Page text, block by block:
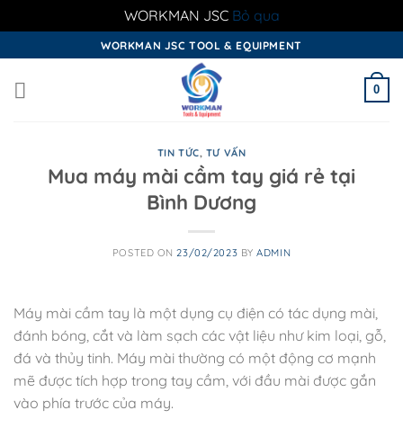
WORKMAN JSC Bỏ qua
to
content
WORKMAN JSC TOOL & EQUIPMENT
0
TIN TỨC, TƯ VẤN
Mua máy mài cầm tay giá rẻ tại
Bình Dương
POSTED ON23/02/2023 BYADMIN
Máy mài cầm tay là một dụng cụ điện có tác dụng mài,
đánh bóng, cắt và làm sạch các vật liệu như kim loại, gỗ,
đá và thủy tinh. Máy mài thường có một động cơ mạnh
mẽ được tích hợp trong tay cầm, với đầu mài được gắn
vào phía trước của máy.